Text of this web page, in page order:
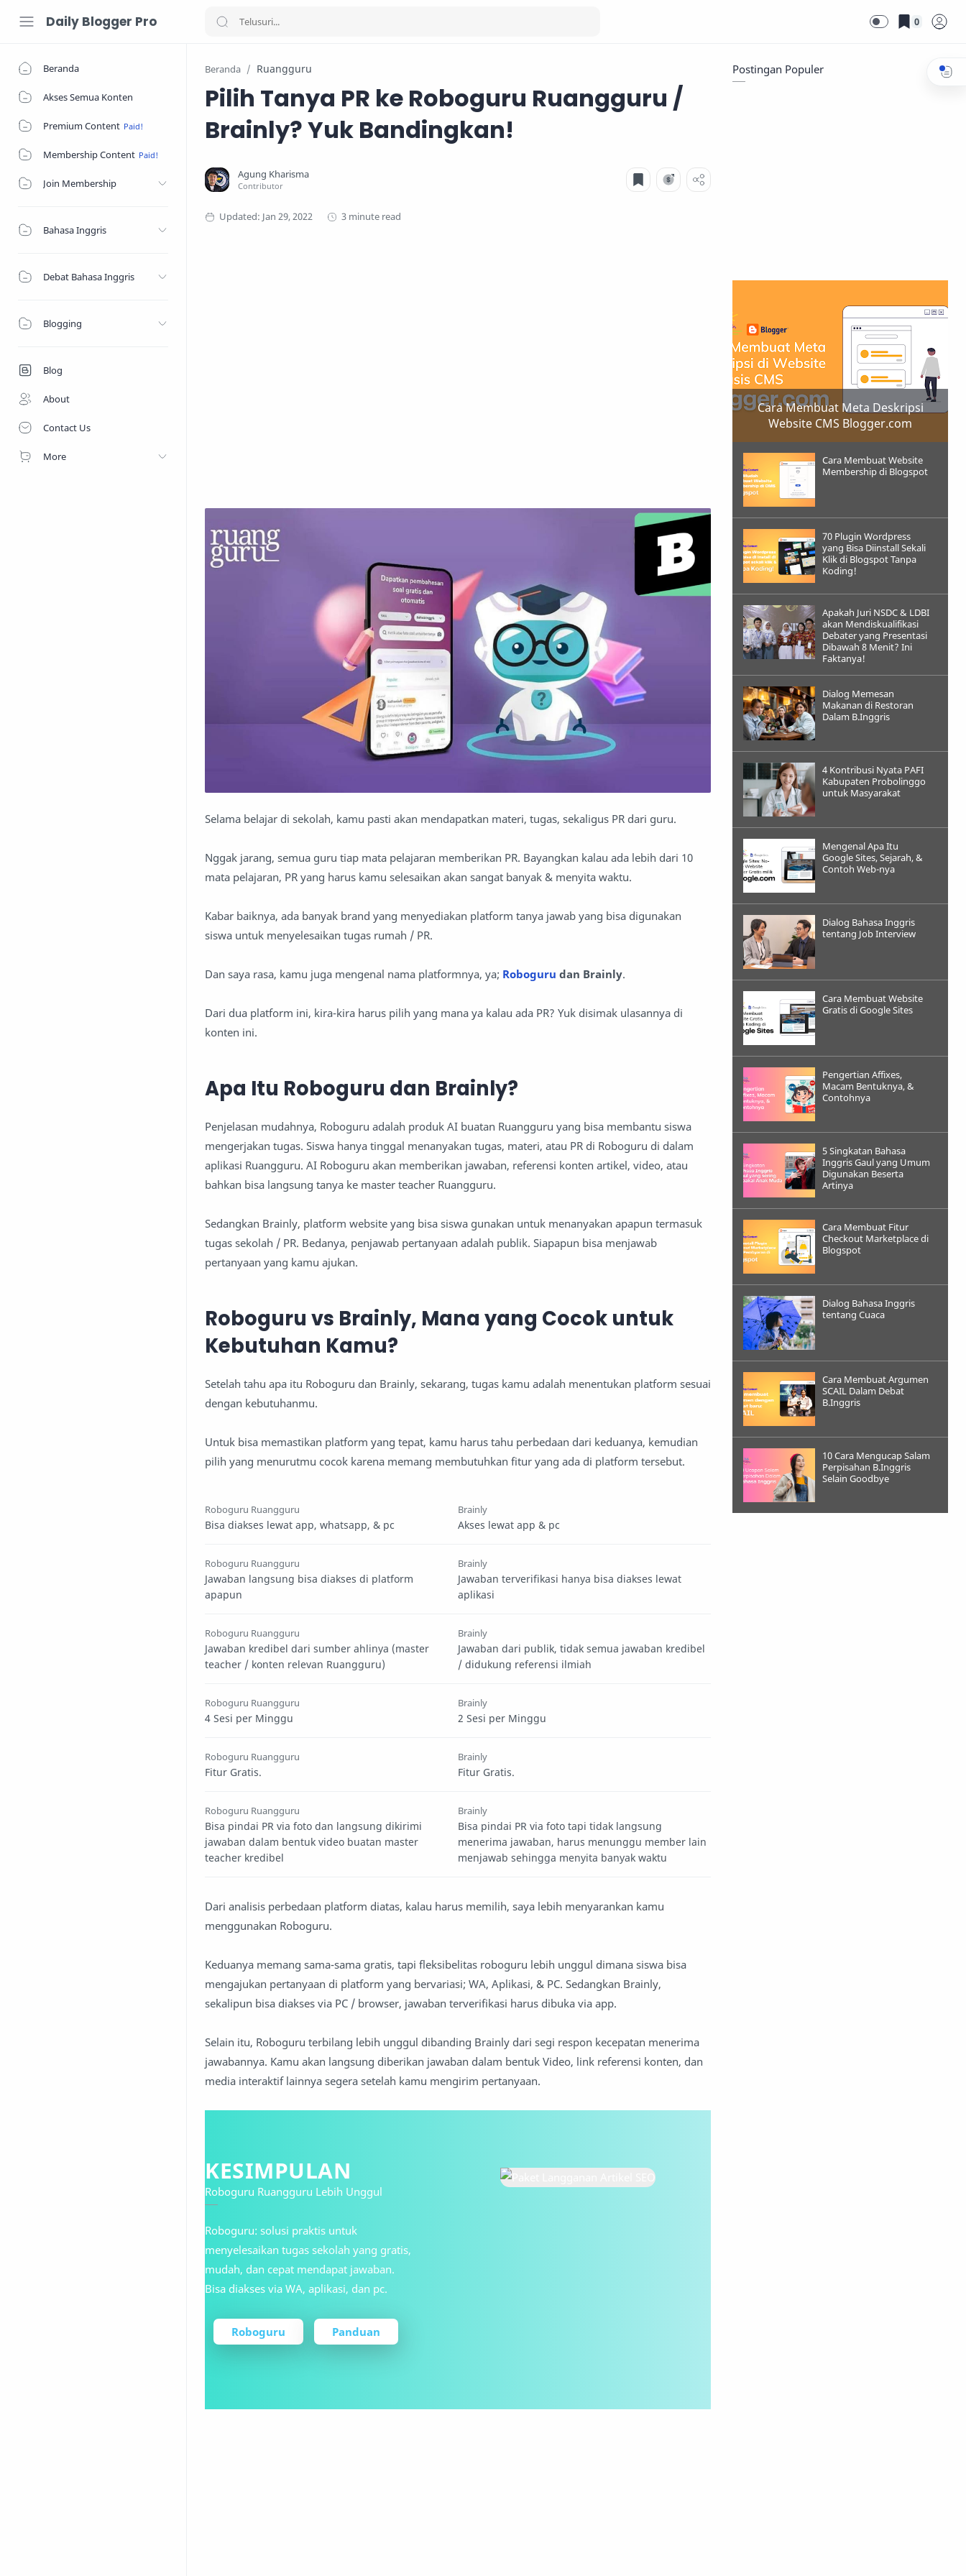
Daily Blogger Pro 0
Beranda
Akses Semua Konten
Premium Content
Membership Content
Join Membership
Bahasa Inggris
Debat Bahasa Inggris
Blogging
Blog
About
Contact Us
More
Beranda Ruangguru
Pilih Tanya PR ke Roboguru Ruangguru /
Brainly? Yuk Bandingkan!
3 minute read
Selama belajar di sekolah, kamu pasti akan mendapatkan materi, tugas, sekaligus PR dari guru.
Nggak jarang, semua guru tiap mata pelajaran memberikan PR. Bayangkan kalau ada lebih dari 10
mata pelajaran, PR yang harus kamu selesaikan akan sangat banyak & menyita waktu.
Kabar baiknya, ada banyak brand yang menyediakan platform tanya jawab yang bisa digunakan
siswa untuk menyelesaikan tugas rumah / PR.
Dan saya rasa, kamu juga mengenal nama platformnya, ya; Roboguru dan Brainly.
Dari dua platform ini, kira-kira harus pilih yang mana ya kalau ada PR? Yuk disimak ulasannya di
konten ini.
Apa Itu Roboguru dan Brainly?
Penjelasan mudahnya, Roboguru adalah produk AI buatan Ruangguru yang bisa membantu siswa
mengerjakan tugas. Siswa hanya tinggal menanyakan tugas, materi, atau PR di Roboguru di dalam
aplikasi Ruangguru. AI Roboguru akan memberikan jawaban, referensi konten artikel, video, atau
bahkan bisa langsung tanya ke master teacher Ruangguru.
Sedangkan Brainly, platform website yang bisa siswa gunakan untuk menanyakan apapun termasuk
tugas sekolah / PR. Bedanya, penjawab pertanyaan adalah publik. Siapapun bisa menjawab
pertanyaan yang kamu ajukan.
Roboguru vs Brainly, Mana yang Cocok untuk
Kebutuhan Kamu?
Setelah tahu apa itu Roboguru dan Brainly, sekarang, tugas kamu adalah menentukan platform sesuai
dengan kebutuhanmu.
Untuk bisa memastikan platform yang tepat, kamu harus tahu perbedaan dari keduanya, kemudian
pilih yang menurutmu cocok karena memang membutuhkan fitur yang ada di platform tersebut.
Roboguru Ruangguru
Bisa diakses lewat app, whatsapp, & pc
Brainly
Akses lewat app & pc
Roboguru Ruangguru
Jawaban langsung bisa diakses di platform
apapun
Brainly
Jawaban terverifikasi hanya bisa diakses lewat
aplikasi
Roboguru Ruangguru
Jawaban kredibel dari sumber ahlinya (master
teacher / konten relevan Ruangguru)
Brainly
Jawaban dari publik, tidak semua jawaban kredibel
/ didukung referensi ilmiah
Roboguru Ruangguru
4 Sesi per Minggu
Brainly
2 Sesi per Minggu
Roboguru Ruangguru
Fitur Gratis.
Brainly
Fitur Gratis.
Roboguru Ruangguru
Bisa pindai PR via foto dan langsung dikirimi
jawaban dalam bentuk video buatan master
teacher kredibel
Brainly
Bisa pindai PR via foto tapi tidak langsung
menerima jawaban, harus menunggu member lain
menjawab sehingga menyita banyak waktu
Dari analisis perbedaan platform diatas, kalau harus memilih, saya lebih menyarankan kamu
menggunakan Roboguru.
Keduanya memang sama-sama gratis, tapi fleksibelitas roboguru lebih unggul dimana siswa bisa
mengajukan pertanyaan di platform yang bervariasi; WA, Aplikasi, & PC. Sedangkan Brainly,
sekalipun bisa diakses via PC / browser, jawaban terverifikasi harus dibuka via app.
Selain itu, Roboguru terbilang lebih unggul dibanding Brainly dari segi respon kecepatan menerima
jawabannya. Kamu akan langsung diberikan jawaban dalam bentuk Video, link referensi konten, dan
media interaktif lainnya segera setelah kamu mengirim pertanyaan.
KESIMPULAN
Roboguru Ruangguru Lebih Unggul
Roboguru: solusi praktis untuk
menyelesaikan tugas sekolah yang gratis,
mudah, dan cepat mendapat jawaban.
Bisa diakses via WA, aplikasi, dan pc.
Roboguru Panduan
Postingan Populer
Cara Membuat Meta Deskripsi
Website CMS Blogger.com
Cara Membuat Website
Membership di Blogspot
70 Plugin Wordpress
yang Bisa Diinstall Sekali
Klik di Blogspot Tanpa
Koding!
Apakah Juri NSDC & LDBI
akan Mendiskualifikasi
Debater yang Presentasi
Dibawah 8 Menit? Ini
Faktanya!
Dialog Memesan
Makanan di Restoran
Dalam B.Inggris
4 Kontribusi Nyata PAFI
Kabupaten Probolinggo
untuk Masyarakat
Mengenal Apa Itu
Google Sites, Sejarah, &
Contoh Web-nya
Dialog Bahasa Inggris
tentang Job Interview
Cara Membuat Website
Gratis di Google Sites
Pengertian Affixes,
Macam Bentuknya, &
Contohnya
5 Singkatan Bahasa
Inggris Gaul yang Umum
Digunakan Beserta
Artinya
Cara Membuat Fitur
Checkout Marketplace di
Blogspot
Dialog Bahasa Inggris
tentang Cuaca
Cara Membuat Argumen
SCAIL Dalam Debat
B.Inggris
10 Cara Mengucap Salam
Perpisahan B.Inggris
Selain Goodbye